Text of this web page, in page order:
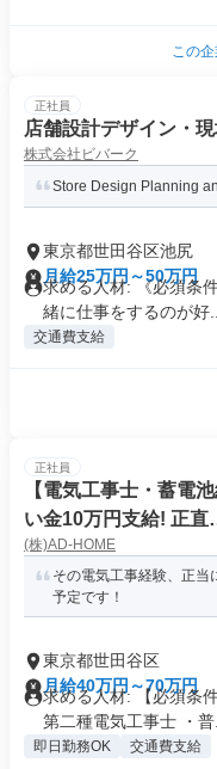
この
正社員
店舗設計デザイン・
株式会社ビバーク
Store Design Planning
東京都世田谷区池尻
月給25万円～50万円
求める人材: 《必須条
緒に仕事をするのが好...
交通費支給
正社員
【電気工事士・蓄電
い金10万円支給! 正
(株)AD‐HOME
その電気工事経験、正当
予定です！
東京都世田谷区
月給40万円～70万円
求める人材: 【必須条
第二種電気工事士 ・普
即日勤務OK 交通費支給